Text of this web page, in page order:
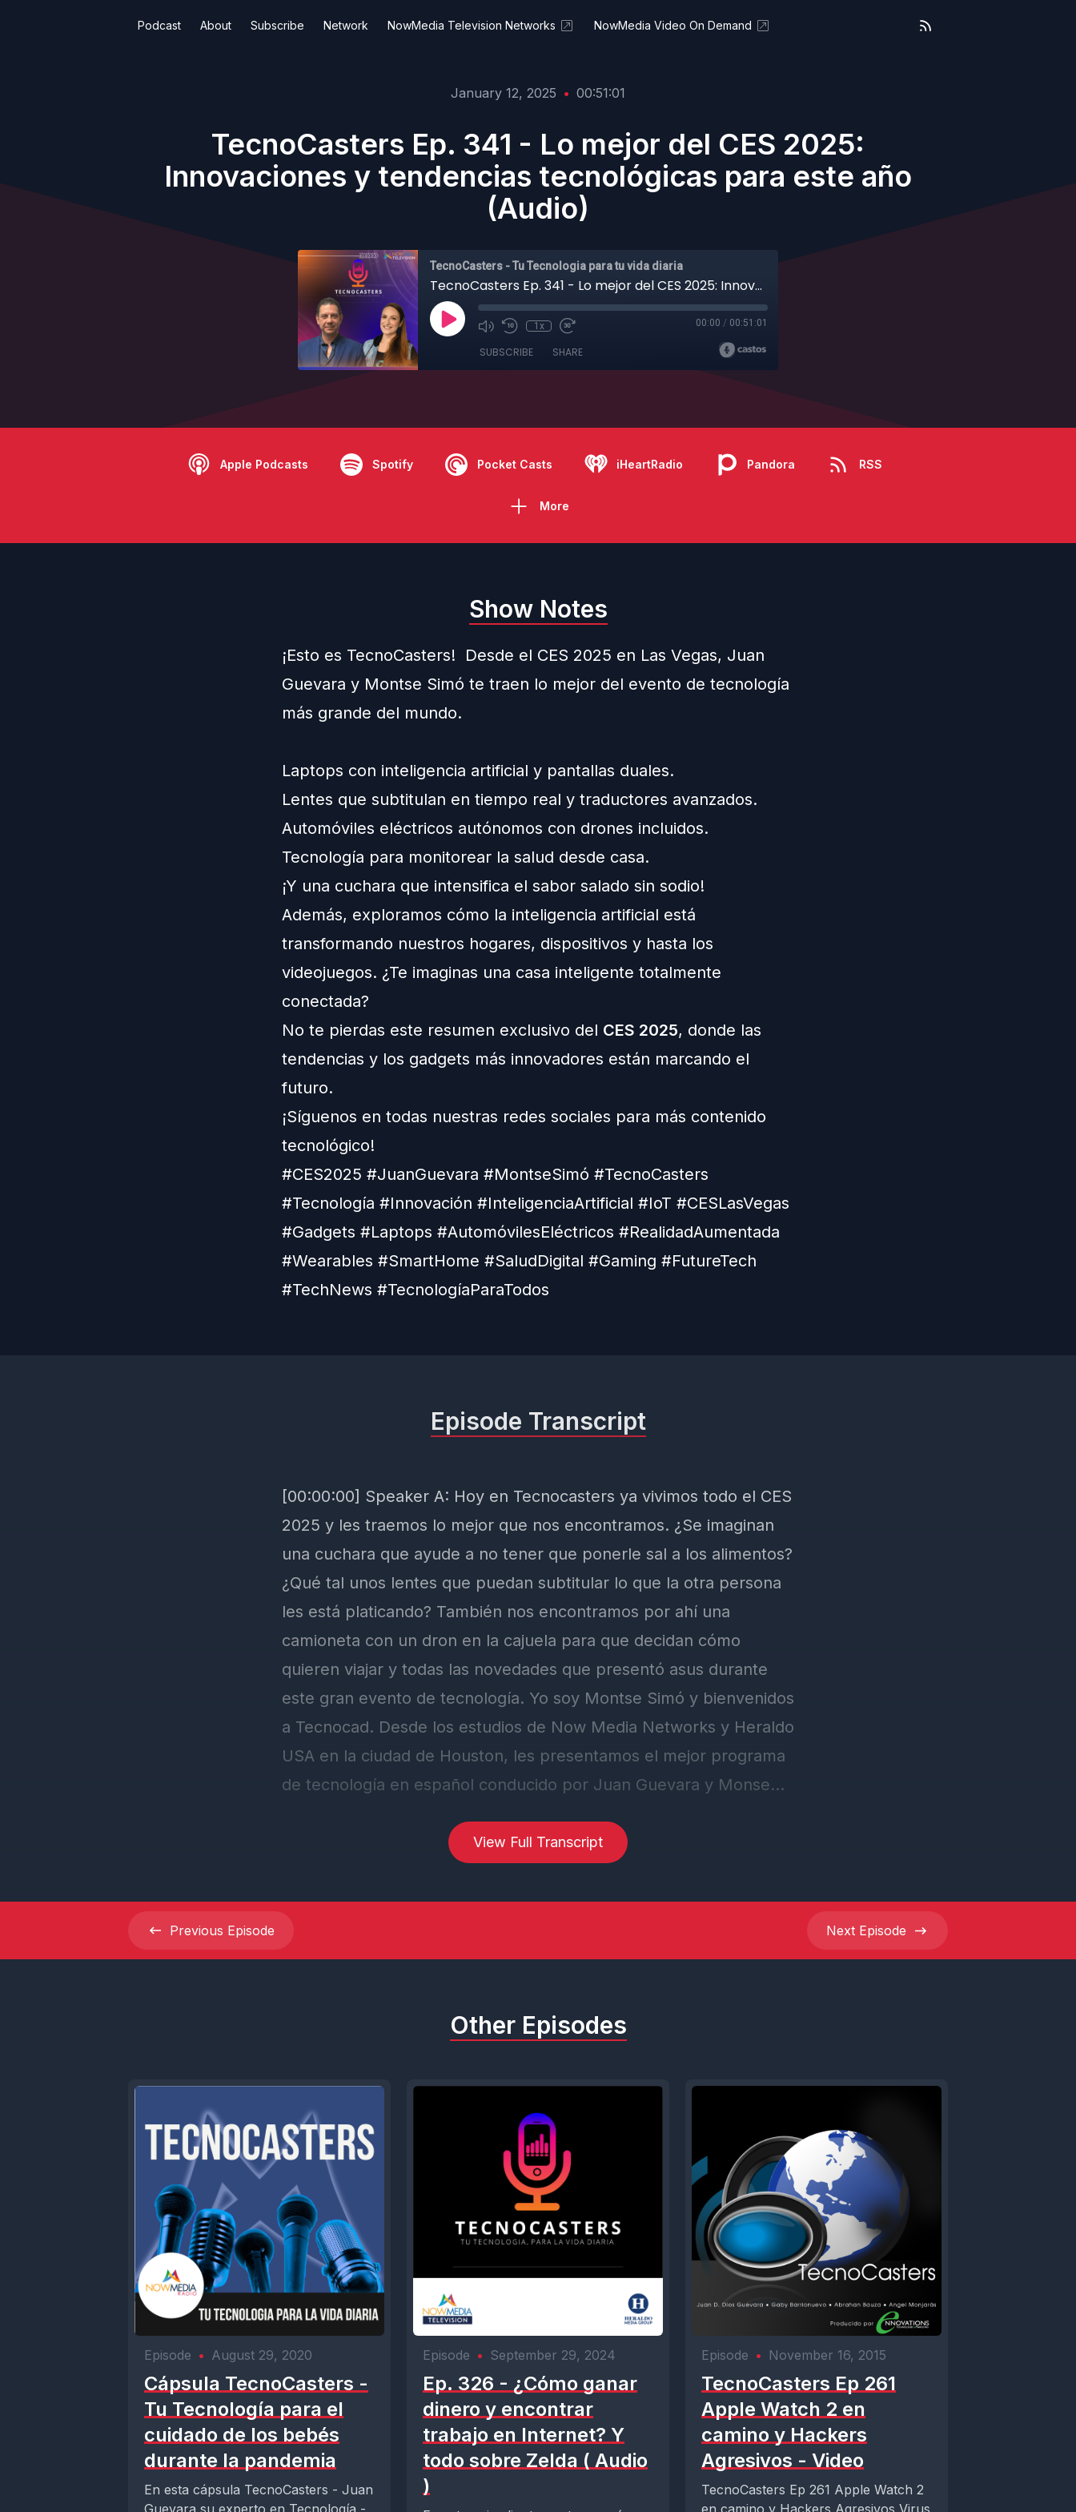
Podcast About Subscribe Network NowMedia Television Networks NowMedia Video On Demand
January 12, 2025 • 00:51:01
TecnoCasters Ep. 341 - Lo mejor del CES 2025:
Innovaciones y tendencias tecnológicas para este año
(Audio)
TecnoCasters - Tu Tecnologia para tu vida diaria
TecnoCasters Ep. 341 - Lo mejor del CES 2025: Innovaciones y tendencias tecnológicas para este año (Audio)
1x 00:00 / 00:51:01
SUBSCRIBE SHARE
Apple Podcasts Spotify Pocket Casts iHeartRadio Pandora RSS
More
Show Notes
¡Esto es TecnoCasters! ️ Desde el CES 2025 en Las Vegas, Juan
Guevara y Montse Simó te traen lo mejor del evento de tecnología
más grande del mundo.
Laptops con inteligencia artificial y pantallas duales.
Lentes que subtitulan en tiempo real y traductores avanzados.
Automóviles eléctricos autónomos con drones incluidos.
Tecnología para monitorear la salud desde casa.
¡Y una cuchara que intensifica el sabor salado sin sodio!
Además, exploramos cómo la inteligencia artificial está
transformando nuestros hogares, dispositivos y hasta los
videojuegos. ¿Te imaginas una casa inteligente totalmente
conectada?
No te pierdas este resumen exclusivo del CES 2025, donde las
tendencias y los gadgets más innovadores están marcando el
futuro.
¡Síguenos en todas nuestras redes sociales para más contenido
tecnológico!
#CES2025 #JuanGuevara #MontseSimó #TecnoCasters
#Tecnología #Innovación #InteligenciaArtificial #IoT #CESLasVegas
#Gadgets #Laptops #AutomóvilesEléctricos #RealidadAumentada
#Wearables #SmartHome #SaludDigital #Gaming #FutureTech
#TechNews #TecnologíaParaTodos
View Full Transcript
Episode Transcript
Previous Episode Next Episode
Other Episodes
Episode • August 29, 2020
Cápsula TecnoCasters -
Tu Tecnología para el
cuidado de los bebés
durante la pandemia
En esta cápsula TecnoCasters - Juan
Guevara su experto en Tecnología -
Episode • September 29, 2024
Ep. 326 - ¿Cómo ganar
dinero y encontrar
trabajo en Internet? Y
todo sobre Zelda ( Audio
)
Episode • November 16, 2015
TecnoCasters Ep 261
Apple Watch 2 en
camino y Hackers
Agresivos - Video
TecnoCasters Ep 261 Apple Watch 2
en camino y Hackers Agresivos Virus